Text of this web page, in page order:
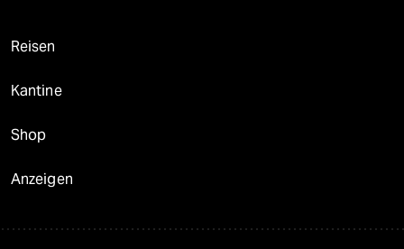
Reisen
Kantine
Shop
Anzeigen